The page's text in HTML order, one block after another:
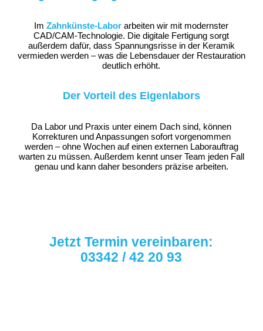
ImZahnkünste-Labor arbeiten wir mit modernster
CAD/CAM-Technologie. Die digitale Fertigung sorgt
außerdem dafür, dass Spannungsrisse in der Keramik
vermieden werden – was die Lebensdauer der Restauration
deutlich erhöht.
Der Vorteil des Eigenlabors
Da Labor und Praxis unter einem Dach sind, können
Korrekturen und Anpassungen sofort vorgenommen
werden – ohne Wochen auf einen externen Laborauftrag
warten zu müssen. Außerdem kennt unser Team jeden Fall
genau und kann daher besonders präzise arbeiten.
Jetzt Termin vereinbaren:
03342 / 42 20 93